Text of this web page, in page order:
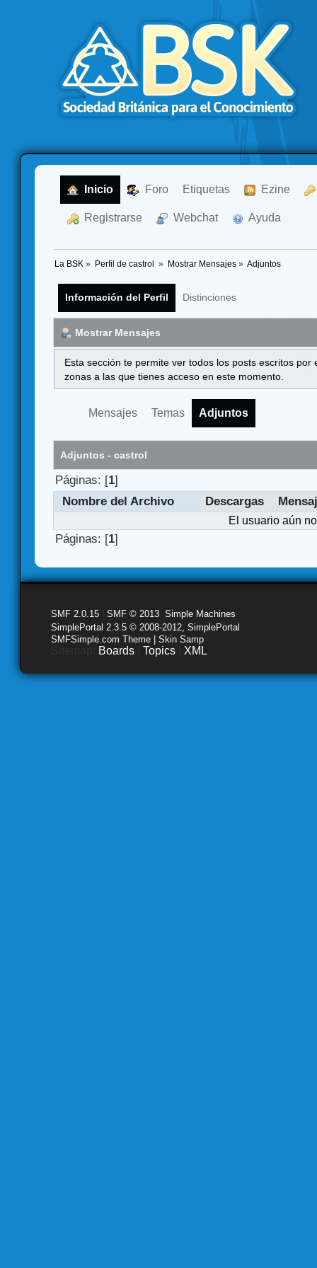
Inicio Foro Etiquetas Ezine
Registrarse Webchat Ayuda
La BSK » Perfil de castrol » Mostrar Mensajes» Adjuntos
Información del Perfil Distinciones
Mostrar Mensajes
Esta sección te permite ver todos los posts escritos
zonas a las que tienes acceso en este momento.
Mensajes Temas Adjuntos
Adjuntos - castrol
Páginas: [1]
Nombre del Archivo
Descargas
El usuario aún
Páginas: [1]
SMF 2.0.15 SMF © 2013 Simple Machines
SimplePortal 2.3.5 © 2008-2012, SimplePortal
SMFSimple.com Theme | Skin Samp
Boards Topics XML